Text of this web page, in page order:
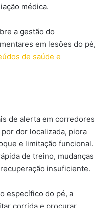
médica.
a gestão do
em lesões do pé,
de saúde e
de alerta em corredores
dor localizada, piora
e limitação funcional.
de treino, mudanças
insuficiente.
específico do pé, a
corrida e procurar